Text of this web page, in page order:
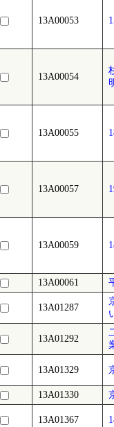
13A00053
13A00054
13A00055
13A00057
13A00059
13A00061
13A01287
13A01292
13A01329
13A01330
13A01367